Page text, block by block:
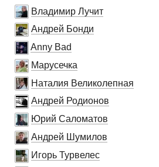
Владимир Лучит
Андрей Бонди
Anny Bad
Марусечка
Наталия Великолепная
Андрей Родионов
Юрий Саломатов
Андрей Шумилов
Игорь Турвелес